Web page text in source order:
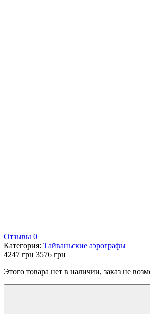
Отзывы 0
Категория: Тайваньские аэрографы
4247грн Первоначальная
составляла
3576 грн
3576 грн.
Этого товара нет в наличии, заказ не